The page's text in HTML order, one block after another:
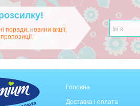
поради, новини акції,
Головна
Доставка і оплата